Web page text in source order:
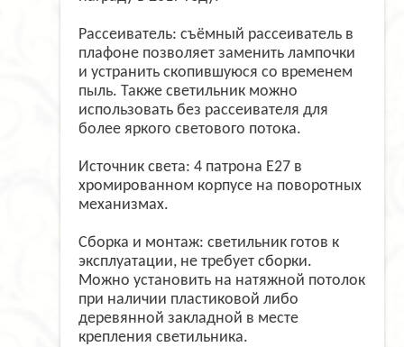
Рассеиватель: съёмный рассеиватель в
плафоне позволяет заменить лампочки
и устранить скопившуюся со временем
пыль. Также светильник можно
использовать без рассеивателя для
более яркого светового потока.
Источник света: 4 патрона Е27 в
хромированном корпусе на поворотных
механизмах.
Сборка и монтаж: светильник готов к
эксплуатации, не требует сборки.
Можно установить на натяжной потолок
при наличии пластиковой либо
деревянной закладной в месте
крепления светильника.